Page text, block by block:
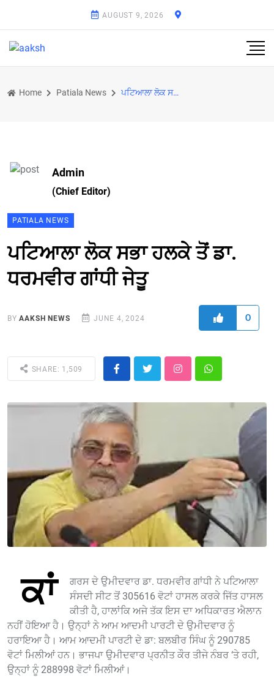
AUGUST 9, 2026
Home Patiala News ਪਟਿਆਲਾ ਲੋਕ ਸਭਾ ਹਲਕੇ ਤੋਂ ਡਾ. ਧਰਮਵੀਰ ਗਾਂਧੀ ਜੇਤੂ
Admin
(Chief Editor)
PATIALA NEWS
ਪਟਿਆਲਾ ਲੋਕ ਸਭਾ ਹਲਕੇ ਤੋਂ ਡਾ.
ਧਰਮਵੀਰ ਗਾਂਧੀ ਜੇਤੂ
BYAAKSH NEWS JUNE 4, 2024 0
SHARE: 1,509
ਕਾਂ
ਗਰਸ ਦੇ ਉਮੀਦਵਾਰ ਡਾ. ਧਰਮਵੀਰ ਗਾਂਧੀ ਨੇ ਪਟਿਆਲਾ
ਸੰਸਦੀ ਸੀਟ ਤੋਂ 305616 ਵੋਟਾਂ ਹਾਸਲ ਕਰਕੇ ਜਿੱਤ ਹਾਸਲ
ਕੀਤੀ ਹੈ, ਹਾਲਾਂਕਿ ਅਜੇ ਤੱਕ ਇਸ ਦਾ ਅਧਿਕਾਰਤ ਐਲਾਨ
ਨਹੀਂ ਹੋਇਆ ਹੈ। ਉਨ੍ਹਾਂ ਨੇ ਆਮ ਆਦਮੀ ਪਾਰਟੀ ਦੇ ਉਮੀਦਵਾਰ ਨੂੰ
ਹਰਾਇਆ ਹੈ। ਆਮ ਆਦਮੀ ਪਾਰਟੀ ਦੇ ਡਾ: ਬਲਬੀਰ ਸਿੰਘ ਨੂੰ 290785
ਵੋਟਾਂ ਮਿਲੀਆਂ ਹਨ। ਭਾਜਪਾ ਉਮੀਦਵਾਰ ਪ੍ਰਨੀਤ ਕੌਰ ਤੀਜੇ ਨੰਬਰ ‘ਤੇ ਰਹੀ,
ਉਨ੍ਹਾਂ ਨੂੰ 288998 ਵੋਟਾਂ ਮਿਲੀਆਂ।